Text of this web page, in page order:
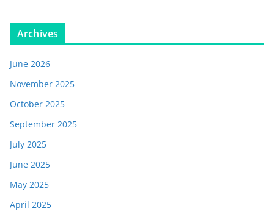
Archives
June 2026
November 2025
October 2025
September 2025
July 2025
June 2025
May 2025
April 2025